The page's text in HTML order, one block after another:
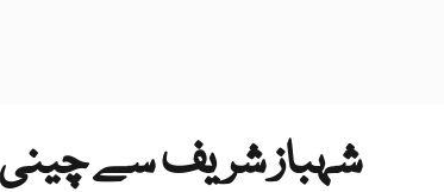
شہباز شریف سے چینی